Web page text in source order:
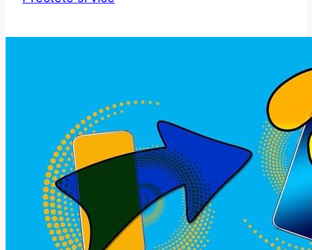
triky
vám
můžou
pomoci?